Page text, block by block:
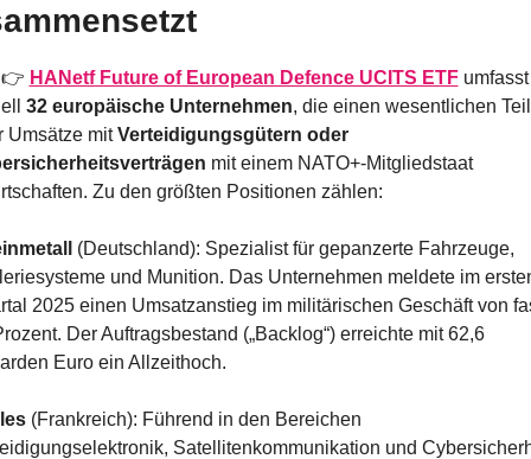
👉 HANetf Future of European Defence UCITS ETF umfasst
32 europäische Unternehmen, die einen wesentlichen Teil
Umsätze mit Verteidigungsgütern oder
mit einem NATO+-Mitgliedstaat
Zu den größten Positionen zählen:
(Deutschland): Spezialist für gepanzerte Fahrzeuge,
und Munition. Das Unternehmen meldete im
2025 einen Umsatzanstieg im militärischen Geschäft von
Der Auftragsbestand („Backlog“) erreichte mit 62,6
Euro ein Allzeithoch.
(Frankreich): Führend in den Bereichen
Satellitenkommunikation und